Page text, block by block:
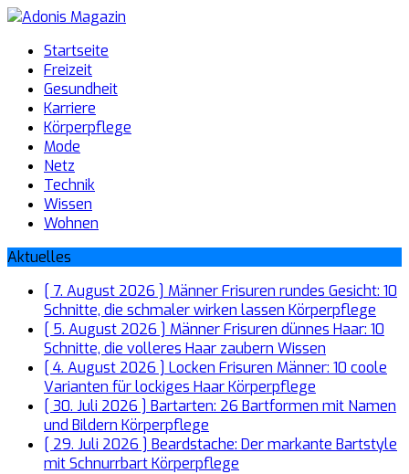
Startseite
Freizeit
Gesundheit
Karriere
Körperpflege
Mode
Netz
Technik
Wissen
Wohnen
Aktuelles
[ 7. August 2026 ] Männer Frisuren rundes Gesicht: 10
Schnitte, die schmaler wirken lassen Körperpflege
[ 5. August 2026 ] Männer Frisuren dünnes Haar: 10
Schnitte, die volleres Haar zaubern Wissen
[ 4. August 2026 ] Locken Frisuren Männer: 10 coole
Varianten für lockiges HaarKörperpflege
[ 30. Juli 2026 ] Bartarten: 26 Bartformen mit Namen
und Bildern Körperpflege
[ 29. Juli 2026 ] Beardstache: Der markante Bartstyle
mit SchnurrbartKörperpflege